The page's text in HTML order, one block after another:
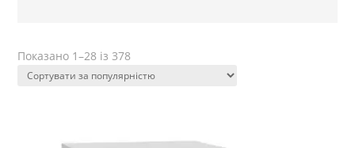
Показано 1–28 із 378
by